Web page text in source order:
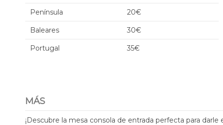
Península 20€
Baleares 30€
Portugal 35€
MÁS
¡Descubre la mesa consola de entrada perfecta para